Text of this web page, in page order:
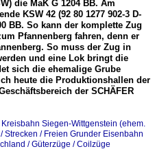
die MaK G 1204 BB. Am
KSW 42 (92 80 1277 902-3 D-
BB. So kann der komplette Zug
Pfannenberg fahren, denn er
So muss der Zug in
und eine Lok bringt die
sich die ehemalige Grube
heute die Produktionshallen der
der SCHÄFER
Siegen-Wittgenstein (ehem.
Strecken / Freien Grunder Eisenbahn
/ Güterzüge / Coilzüge